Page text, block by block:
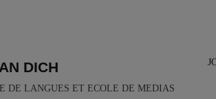
DICH
DE LANGUES ET ECOLE DE MEDIAS